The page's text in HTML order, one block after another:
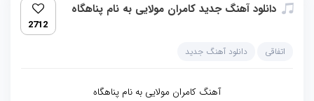
دانلود آهنگ جدید کامران مولایی به نام پناهگاه
2712
اتفاقی دانلود آهنگ جدید
آهنگ کامران مولایی به نام پناهگاه